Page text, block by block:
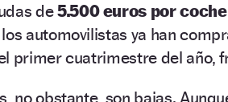
de5.500 euros por coche
automovilistas ya han
primer cuatrimestre del año,
no obstante, son bajas.